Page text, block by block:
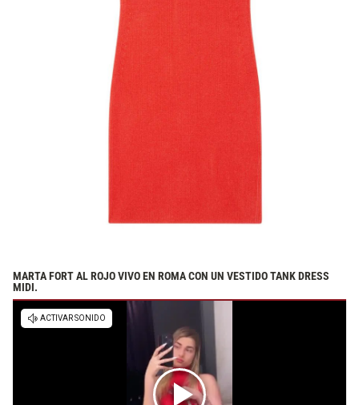
MARTA FORT AL ROJO VIVO EN ROMA CON UN VESTIDO TANK DRESS
MIDI.